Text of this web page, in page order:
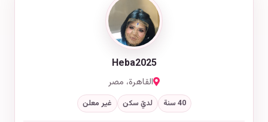
Heba2025
القاهرة، مصر
40 سنة لديّ سكن غير معلن